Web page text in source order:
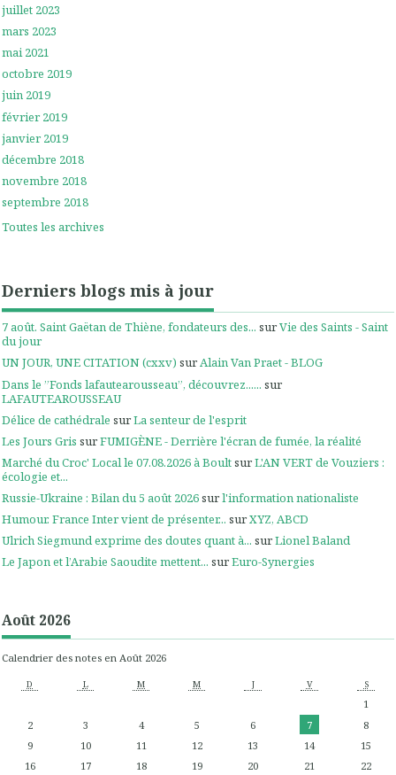
juillet 2023
mars 2023
mai 2021
octobre 2019
juin 2019
février 2019
janvier 2019
décembre 2018
novembre 2018
septembre 2018
Toutes les archives
Derniers blogs mis à jour
7 août. Saint Gaëtan de Thiène, fondateurs des... surVie des Saints - Saint
du jour
UN JOUR, UNE CITATION (cxxv) surAlain Van Praet - BLOG
Dans le ”Fonds lafautearousseau”, découvrez...... sur
LAFAUTEAROUSSEAU
Délice de cathédrale surLa senteur de l'esprit
Les Jours Gris surFUMIGÈNE - Derrière l'écran de fumée, la réalité
Marché du Croc' Local le 07.08.2026 à BoultsurL'AN VERT de Vouziers :
écologie et...
Russie-Ukraine : Bilan du 5 août 2026surl'information nationaliste
Humour. France Inter vient de présenter... surXYZ, ABCD
Ulrich Siegmund exprime des doutes quant à... surLionel Baland
Le Japon et l’Arabie Saoudite mettent... surEuro-Synergies
Août 2026
Calendrier des notes en Août 2026
D L M M J V S
1
2
3 4 5 6 7
8
9
10 11 12 13 14
15
16
17 18 19 20 21
22